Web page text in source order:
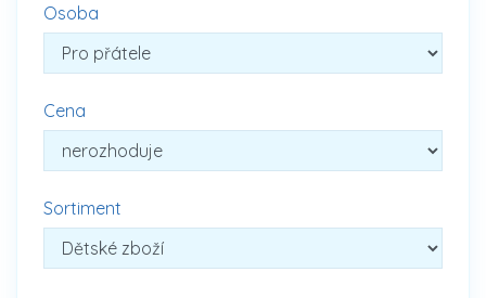
Osoba
Cena
Sortiment